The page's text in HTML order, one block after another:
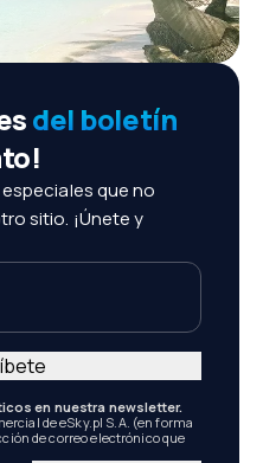
del boletín
que no
sitio. ¡Únete y
en nuestra newsletter.
de eSky.pl S.A. (en forma
de correo electrónico que